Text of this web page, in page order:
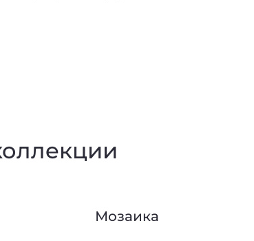
Мозаика